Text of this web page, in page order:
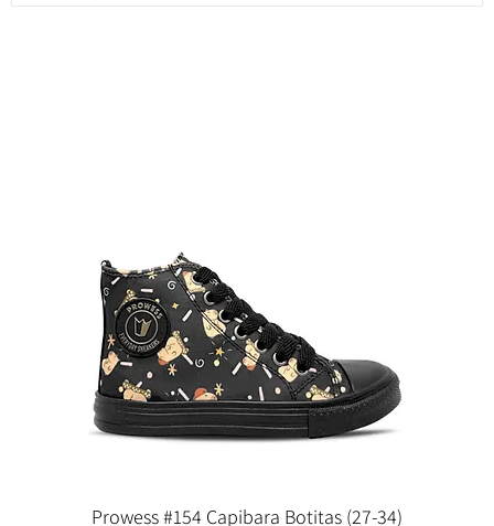
Prowess #154 Capibara Botitas (27-34)